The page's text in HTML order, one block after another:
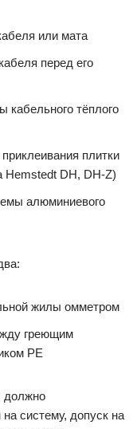
или мата
перед его
кабельного тёплого
плитки
Hemstedt DH, DH-Z)
алюминиевого
жилы омметром
греющим
РЕ
должно
систему, допуск на